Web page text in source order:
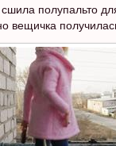
полупальто
вещичка